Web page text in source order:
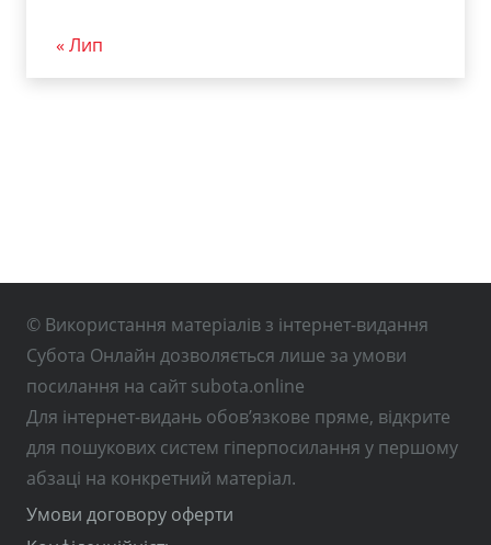
« Лип
© Використання матеріалів з інтернет-видання
Субота Онлайн дозволяється лише за умови
посилання на сайт subota.online
Для інтернет-видань обов’язкове пряме, відкрите
для пошукових систем гіперпосилання у першому
абзаці на конкретний матеріал.
Умови договору оферти